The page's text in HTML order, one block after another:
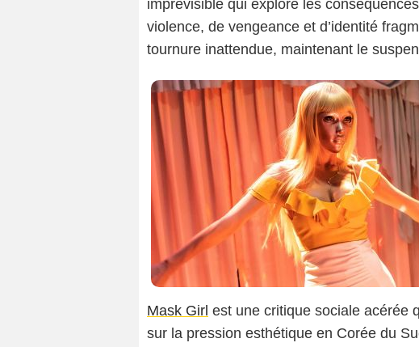
imprévisible qui explore les
violence, de vengeance et d’identité
tournure inattendue, maintenant le
Mask Girl est une critique sociale acérée
sur la pression esthétique en Corée du